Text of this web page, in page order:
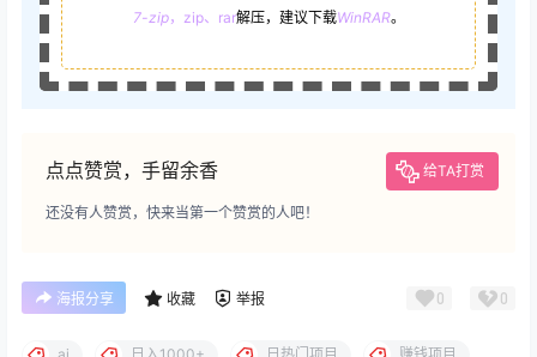
7-zip，zip、rar解压，建议下载WinRAR。
点点赞赏，手留余香 给TA打赏
还没有人赞赏，快来当第一个赞赏的人吧！
海报分享 收藏 举报 0 0